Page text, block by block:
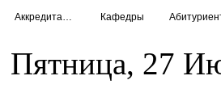
Кафедры
Пятница, 27